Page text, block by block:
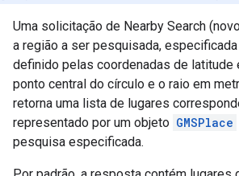
Uma solicitação de Nearby Search
a região a ser pesquisada,
definido pelas coordenadas de latitude
ponto central do círculo e o raio em
retorna uma lista de lugares
representado por um objeto GMSPlace
pesquisa especificada.